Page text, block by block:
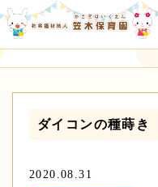
園の生
ダイコンの種蒔き
2020.08.31